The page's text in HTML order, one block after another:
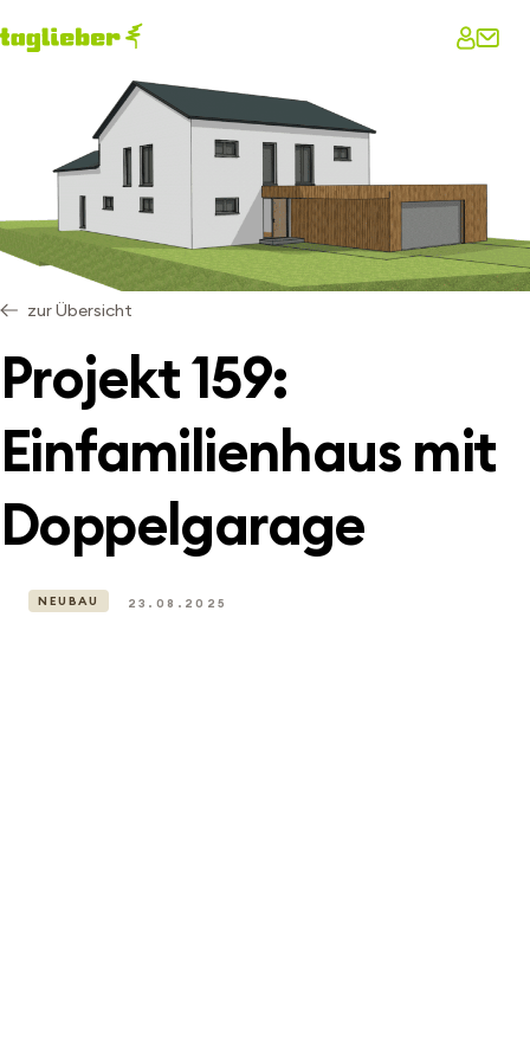
zur Übersicht
Projekt 159:
Einfamilienhaus mit
Doppelgarage
NEUBAU 23.08.2025